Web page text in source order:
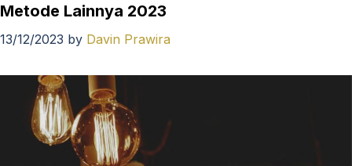
Metode Lainnya 2023
13/12/2023 by Davin Prawira